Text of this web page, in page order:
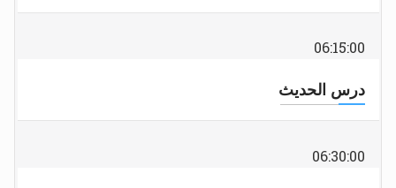
06:15:00
درس الحديث
06:30:00